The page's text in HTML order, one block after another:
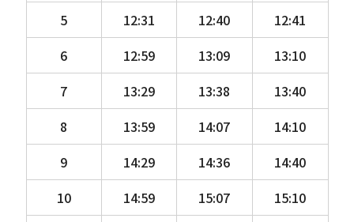
5
12:31 12:40
12:41
6
12:59 13:09
13:10
7
13:29 13:38
13:40
8
13:59 14:07
14:10
9
14:29 14:36
14:40
10
14:59 15:07 15:10